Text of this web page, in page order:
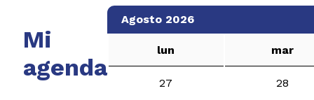
Mi
agenda
Agosto 2026
lun mar
27
28